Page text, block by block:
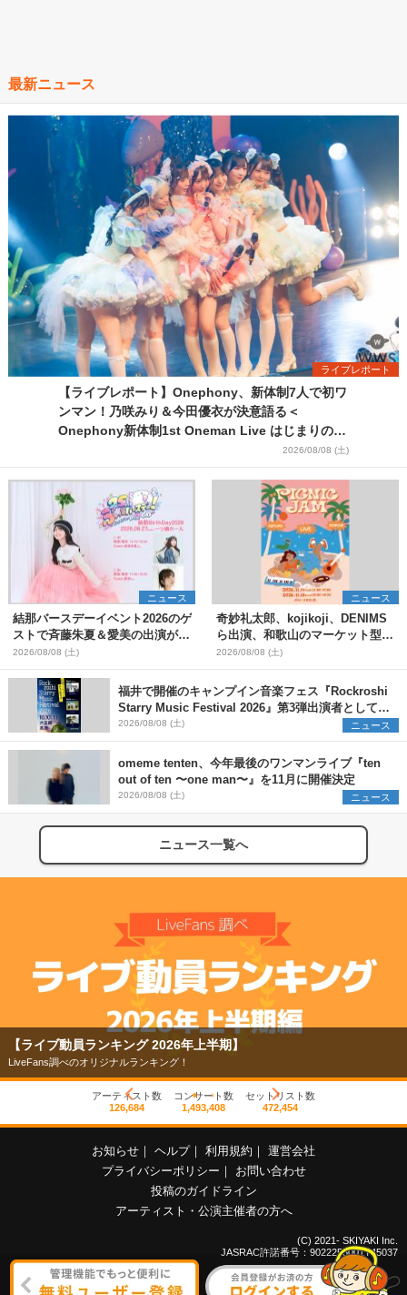
最新ニュース
ライブレポート
【ライブレポート】Onephony、新体制7人で初ワ
ンマン！乃咲みり＆今田優衣が決意語る＜
Onephony新体制1st Oneman Live はじまりの夏
2026/08/08 (土)
ニュース
結那バースデーイベント2026のゲ
ストで斉藤朱夏＆愛美の出演が決
定
2026/08/08 (土)
ニュース
奇妙礼太郎、kojikoji、DENIMS
ら出演、和歌山のマーケット型野
外イベント『PICNIC JAM
2026』早割チケット発売開始
2026/08/08 (土)
福井で開催のキャンプイン音楽フェス『Rockroshi
Starry Music Festival 2026』第3弾出演者として
SCOOBIE DO、かりゆし58、Reiを発表
2026/08/08 (土) ニュース
omeme tenten、今年最後のワンマンライブ『ten
out of ten 〜one man〜』を11月に開催決定
2026/08/08 (土) ニュース
ニュース一覧へ
【ライブ動員ランキング 2026年上半期】
LiveFans調べのオリジナルランキング！
アーティスト数
126,684
コンサート数
1,493,408
セットリスト数
472,454
お知らせ ｜ ヘルプ｜ 利用規約 ｜ 運営会社
プライバシーポリシー ｜
お問い合わせ
投稿のガイドライン
アーティスト・公演主催者の方へ
(C) 2021- SKIYAKI Inc.
JASRAC許諾番号：9022255001Y45037